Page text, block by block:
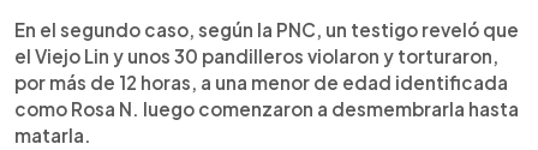
En el segundo caso, según la PNC, un testigo reveló que
el Viejo Lin y unos 30 pandilleros violaron y torturaron,
por más de 12 horas, a una menor de edad identificada
como Rosa N. luego comenzaron a desmembrarla hasta
matarla.